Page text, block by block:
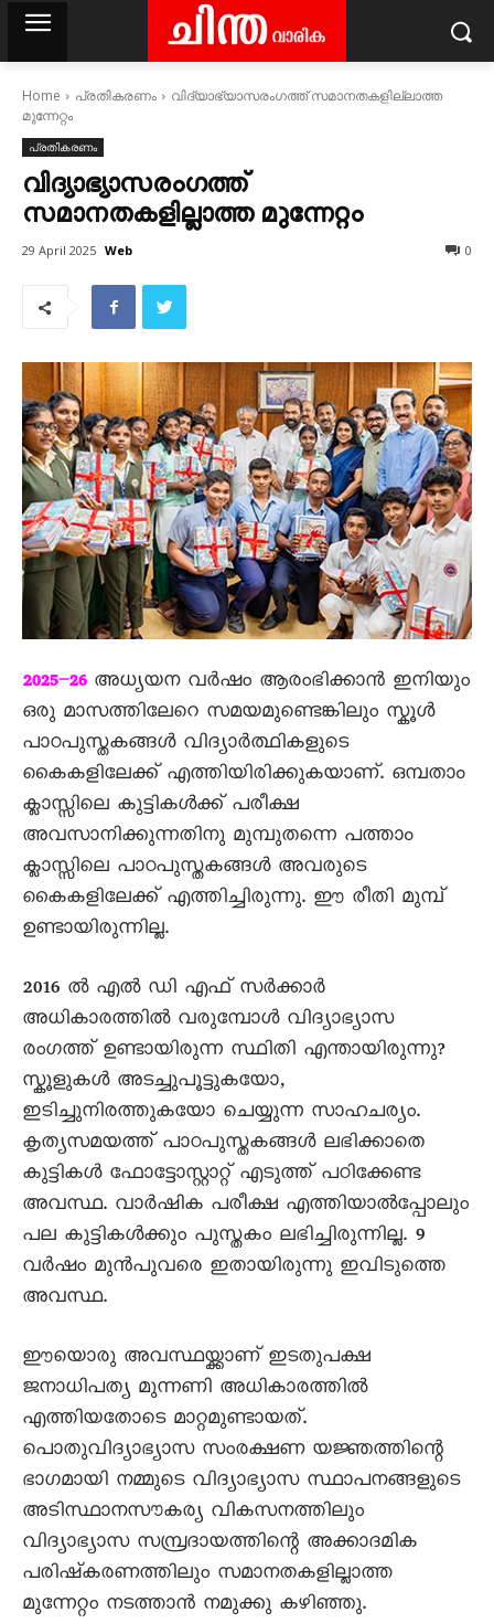
Home പ്രതികരണം
വിദ്യാഭ്യാസരംഗത്ത് സമാനതകളില്ലാത്ത
മുന്നേറ്റം
പ്രതികരണം
വിദ്യാഭ്യാസരംഗത്ത്
സമാനതകളില്ലാത്ത മുന്നേറ്റം
29 April 2025 Web 0
2025–26അധ്യയന വര്‍ഷം ആരംഭിക്കാന്‍ ഇനിയും
ഒരു മാസത്തിലേറെ സമയമുണ്ടെങ്കിലും സ്കൂള്‍
പാഠപുസ്തകങ്ങള്‍ വിദ്യാര്‍ത്ഥികളുടെ
കൈകളിലേക്ക് എത്തിയിരിക്കുകയാണ്. ഒമ്പതാം
ക്ലാസ്സിലെ കുട്ടികള്‍ക്ക് പരീക്ഷ
അവസാനിക്കുന്നതിനു മുമ്പുതന്നെ പത്താം
ക്ലാസ്സിലെ പാഠപുസ്തകങ്ങള്‍ അവരുടെ
കൈകളിലേക്ക് എത്തിച്ചിരുന്നു. ഈ രീതി മുമ്പ്
ഉണ്ടായിരുന്നില്ല.
2016 ല്‍ എല്‍ ഡി എഫ് സര്‍ക്കാര്‍
അധികാരത്തില്‍ വരുമ്പോള്‍ വിദ്യാഭ്യാസ
രംഗത്ത് ഉണ്ടായിരുന്ന സ്ഥിതി എന്തായിരുന്നു?
സ്കൂളുകള്‍ അടച്ചുപൂട്ടുകയോ,
ഇടിച്ചുനിരത്തുകയോ ചെയ്യുന്ന സാഹചര്യം.
കൃത്യസമയത്ത് പാഠപുസ്തകങ്ങള്‍ ലഭിക്കാതെ
കുട്ടികള്‍ ഫോട്ടോസ്റ്റാറ്റ് എടുത്ത് പഠിക്കേണ്ട
അവസ്ഥ. വാര്‍ഷിക പരീക്ഷ എത്തിയാല്‍പ്പോലും
പല കുട്ടികള്‍ക്കും പുസ്തകം ലഭിച്ചിരുന്നില്ല. 9
വര്‍ഷം മുന്‍പുവരെ ഇതായിരുന്നു ഇവിടുത്തെ
അവസ്ഥ.
ഈയൊരു അവസ്ഥയ്ക്കാണ് ഇടതുപക്ഷ
ജനാധിപത്യ മുന്നണി അധികാരത്തില്‍
എത്തിയതോടെ മാറ്റമുണ്ടായത്.
പൊതുവിദ്യാഭ്യാസ സംരക്ഷണ യജ്ഞത്തിന്റെ
ഭാഗമായി നമ്മുടെ വിദ്യാഭ്യാസ സ്ഥാപനങ്ങളുടെ
അടിസ്ഥാനസൗകര്യ വികസനത്തിലും
വിദ്യാഭ്യാസ സമ്പ്രദായത്തിന്റെ അക്കാദമിക
പരിഷ്കരണത്തിലും സമാനതകളില്ലാത്ത
മുന്നേറ്റം നടത്താന്‍ നമുക്കു കഴിഞ്ഞു.